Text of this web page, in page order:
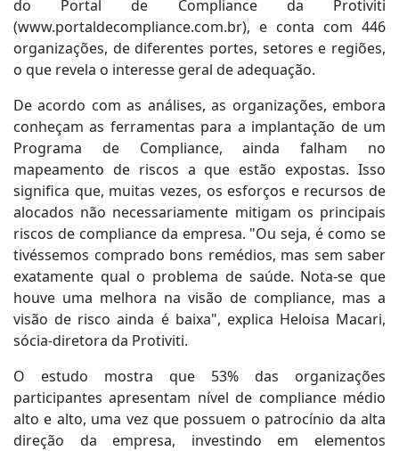
do Portal de Compliance da Protiviti
(www.portaldecompliance.com.br), e conta com 446
organizações, de diferentes portes, setores e regiões,
o que revela o interesse geral de adequação.
De acordo com as análises, as organizações, embora
conheçam as ferramentas para a implantação de um
Programa de Compliance, ainda falham no
mapeamento de riscos a que estão expostas. Isso
significa que, muitas vezes, os esforços e recursos de
alocados não necessariamente mitigam os principais
riscos de compliance da empresa. "Ou seja, é como se
tivéssemos comprado bons remédios, mas sem saber
exatamente qual o problema de saúde. Nota-se que
houve uma melhora na visão de compliance, mas a
visão de risco ainda é baixa", explica Heloisa Macari,
sócia-diretora da Protiviti.
O estudo mostra que 53% das organizações
participantes apresentam nível de compliance médio
alto e alto, uma vez que possuem o patrocínio da alta
direção da empresa, investindo em elementos